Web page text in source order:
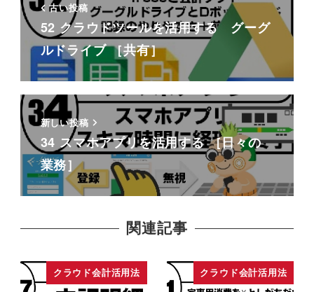
古い投稿
52 クラウドツールを活用する グーグ
ルドライブ ［共有］
新しい投稿
34 スマホアプリを活用する ［日々の
業務］
関連記事
クラウド会計活用法 クラウド会計活用法